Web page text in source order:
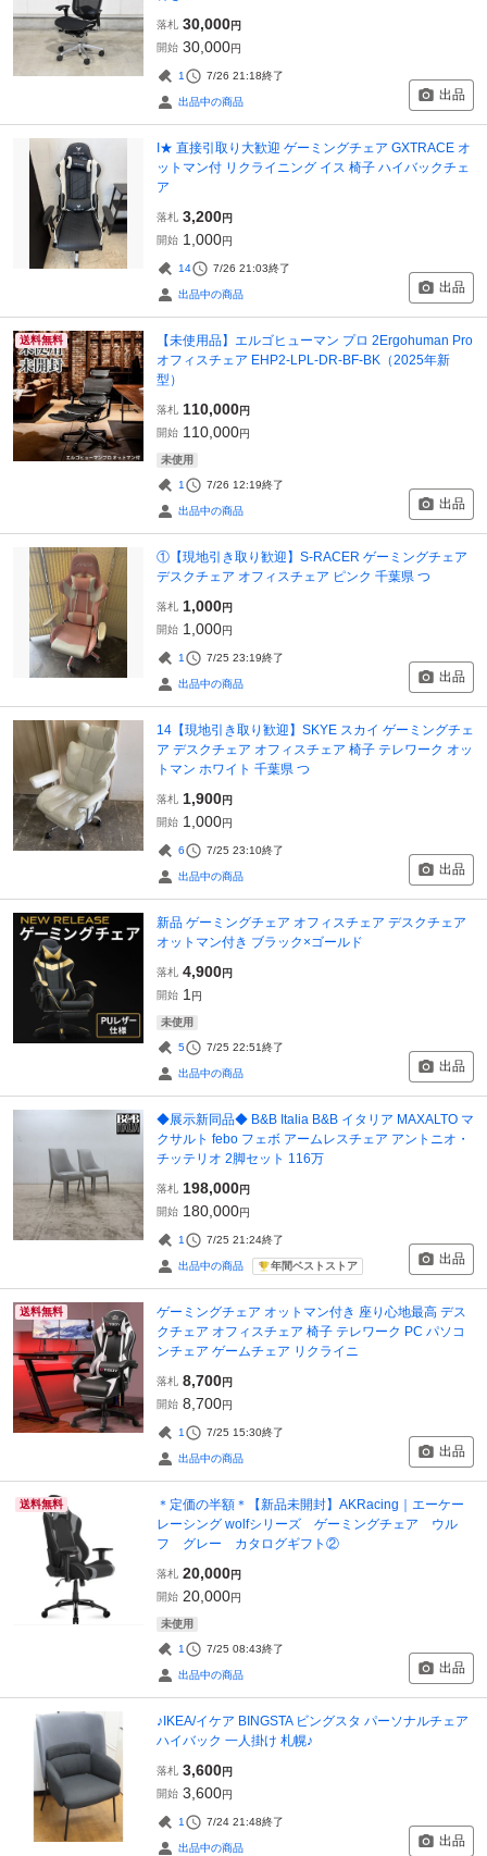
落札 30,000円
開始 30,000円
1 7/26 21:18終了
出品中の商品 出品
I★ 直接引取り大歓迎 ゲーミングチェア GXTRACE オ
ットマン付 リクライニング イス 椅子 ハイバックチェ
ア
落札 3,200円
開始 1,000円
14 7/26 21:03終了
出品中の商品 出品
送料無料
【未使用品】エルゴヒューマン プロ 2Ergohuman Pro
オフィスチェア EHP2-LPL-DR-BF-BK（2025年新
型）
落札 110,000円
開始 110,000円
未使用
1 7/26 12:19終了
出品中の商品 出品
①【現地引き取り歓迎】S-RACER ゲーミングチェア
デスクチェア オフィスチェア ピンク 千葉県 つ
落札 1,000円
開始 1,000円
1 7/25 23:19終了
出品中の商品 出品
14【現地引き取り歓迎】SKYE スカイ ゲーミングチェ
ア デスクチェア オフィスチェア 椅子 テレワーク オッ
トマン ホワイト 千葉県 つ
落札 1,900円
開始 1,000円
6 7/25 23:10終了
出品中の商品 出品
新品 ゲーミングチェア オフィスチェア デスクチェア
オットマン付き ブラック×ゴールド
落札 4,900円
開始 1 円
未使用
5 7/25 22:51終了
出品中の商品 出品
◆展示新同品◆ B&B Italia B&B イタリア MAXALTO マ
クサルト febo フェボ アームレスチェア アントニオ・
チッテリオ 2脚セット 116万
落札 198,000円
開始 180,000円
1 7/25 21:24終了
出品中の商品 年間ベストストア 出品
送料無料
ゲーミングチェア オットマン付き 座り心地最高 デス
クチェア オフィスチェア 椅子 テレワーク PC パソコ
ンチェア ゲームチェア リクライニ
落札 8,700円
開始 8,700円
1 7/25 15:30終了
出品中の商品 出品
送料無料
＊定価の半額＊【新品未開封】AKRacing｜エーケー
レーシング wolfシリーズ ゲーミングチェア ウル
フ グレー カタログギフト②
落札 20,000円
開始 20,000円
未使用
1 7/25 08:43終了
出品中の商品 出品
♪IKEA/イケア BINGSTA ビングスタ パーソナルチェア
ハイバック 一人掛け 札幌♪
落札 3,600円
開始 3,600円
1 7/24 21:48終了
出品中の商品 出品